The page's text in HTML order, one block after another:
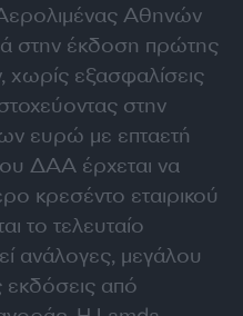
Αθηνών
στην έκδοση πρώτης
εξασφαλίσεις
στην
ευρώ με επταετή
ΔΑΑ έρχεται να
κρεσέντο εταιρικού
το τελευταίο
ανάλογες, μεγάλου
εκδόσεις από